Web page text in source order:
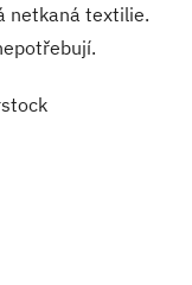
netkaná textilie.